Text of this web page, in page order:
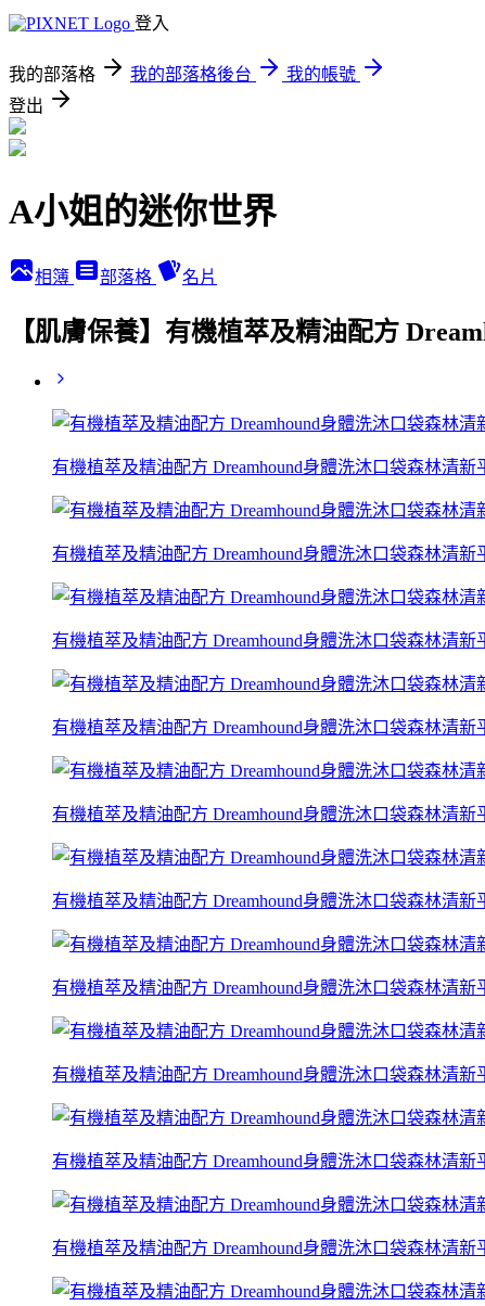
登入
我的部落格 我的部落格後台
我的帳號
登出
A小姐的迷你世界
相簿 部落格 名片
【肌膚保養】有機植萃及精油配方
有機植萃及精油配方 Dreamhound身體洗沐口袋森林清新
有機植萃及精油配方 Dreamhound身體洗沐口袋森林清新
有機植萃及精油配方 Dreamhound身體洗沐口袋森林清新
有機植萃及精油配方 Dreamhound身體洗沐口袋森林清新
有機植萃及精油配方 Dreamhound身體洗沐口袋森林清新
有機植萃及精油配方 Dreamhound身體洗沐口袋森林清新
有機植萃及精油配方 Dreamhound身體洗沐口袋森林清新
有機植萃及精油配方 Dreamhound身體洗沐口袋森林清新
有機植萃及精油配方 Dreamhound身體洗沐口袋森林清新
有機植萃及精油配方 Dreamhound身體洗沐口袋森林清新